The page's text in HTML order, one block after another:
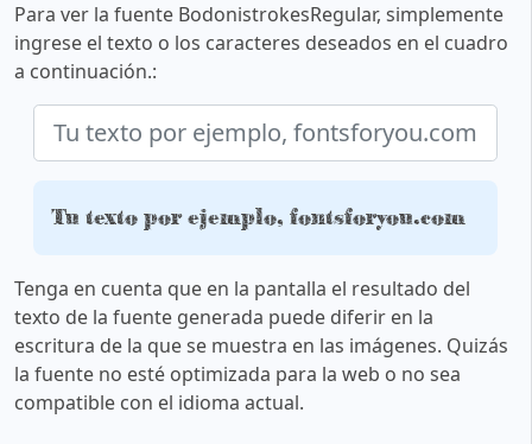
Para ver la fuente BodonistrokesRegular, simplemente
ingrese el texto o los caracteres deseados en el cuadro
a continuación.:
Tu texto por ejemplo, fontsforyou.com
Tenga en cuenta que en la pantalla el resultado del
texto de la fuente generada puede diferir en la
escritura de la que se muestra en las imágenes. Quizás
la fuente no esté optimizada para la web o no sea
compatible con el idioma actual.